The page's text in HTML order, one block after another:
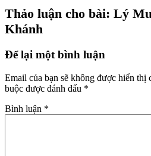
Thảo luận cho bài: Lý
Khánh
Để lại một bình luận
Email của bạn sẽ không được hiển thị
buộc được đánh dấu *
Bình luận *